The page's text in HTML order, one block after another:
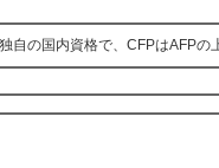
の国内資格で、CFPはAFPの